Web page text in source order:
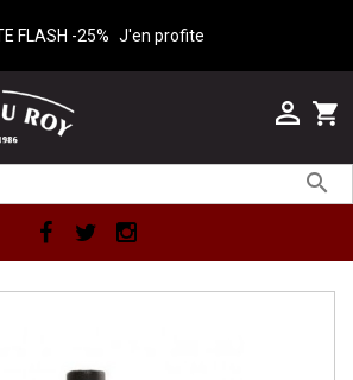
FLASH -25% J'en profite
shopping_cart


Facebook